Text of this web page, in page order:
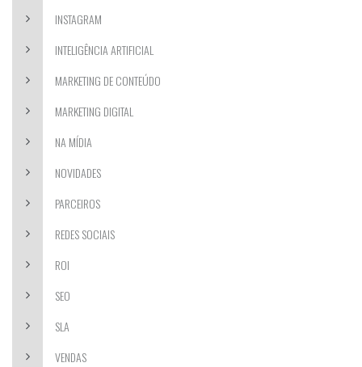
INSTAGRAM
INTELIGÊNCIA ARTIFICIAL
MARKETING DE CONTEÚDO
MARKETING DIGITAL
NA MÍDIA
NOVIDADES
PARCEIROS
REDES SOCIAIS
ROI
SEO
SLA
VENDAS